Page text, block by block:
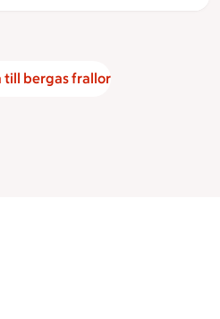
till bergas frallor